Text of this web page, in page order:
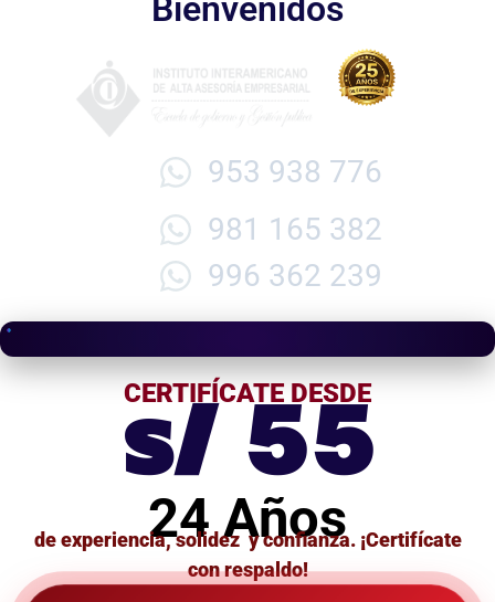
Bienvenidos
953 938 776
981 165 382
996 362 239
CERTIFÍCATE DESDE
s/ 55
24 Años
de experiencia, solidez y confianza. ¡Certifícate
con respaldo!